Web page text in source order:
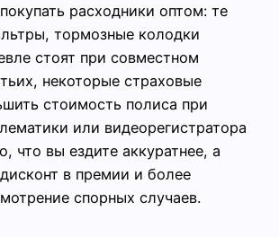
расходники оптом: те
тормозные колодки
стоят при совместном
некоторые страховые
стоимость полиса при
или видеорегистратора
что вы ездите аккуратнее, а
в премии и более
спорных случаев.